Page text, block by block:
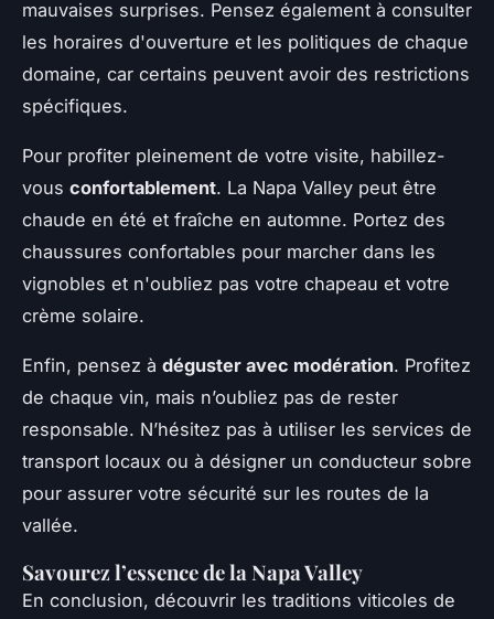
mauvaises surprises. Pensez également à consulter
les horaires d'ouverture et les politiques de chaque
domaine, car certains peuvent avoir des restrictions
spécifiques.
Pour profiter pleinement de votre visite, habillez-
vous confortablement. La Napa Valley peut être
chaude en été et fraîche en automne. Portez des
chaussures confortables pour marcher dans les
vignobles et n'oubliez pas votre chapeau et votre
crème solaire.
Enfin, pensez à déguster avec modération. Profitez
de chaque vin, mais n’oubliez pas de rester
responsable. N’hésitez pas à utiliser les services de
transport locaux ou à désigner un conducteur sobre
pour assurer votre sécurité sur les routes de la
vallée.
Savourez l’essence de la Napa Valley
En conclusion, découvrir les traditions viticoles de